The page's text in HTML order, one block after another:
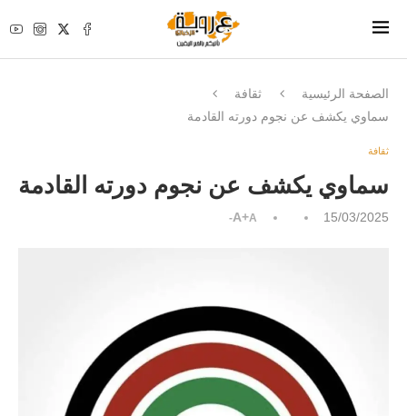
الصفحة الرئيسية
ثقافة
سماوي يكشف عن نجوم دورته القادمة
ثقافة
سماوي يكشف عن نجوم دورته القادمة
15/03/2025
A+A-